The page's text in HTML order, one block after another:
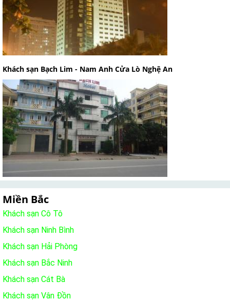
Khách sạn Bạch Lim - Nam Anh Cửa Lò Nghệ An
Miền Bắc
Khách sạn Cô Tô
Khách sạn Ninh Bình
Khách sạn Hải Phòng
Khách sạn Bắc Ninh
Khách sạn Cát Bà
Khách sạn Vân Đồn